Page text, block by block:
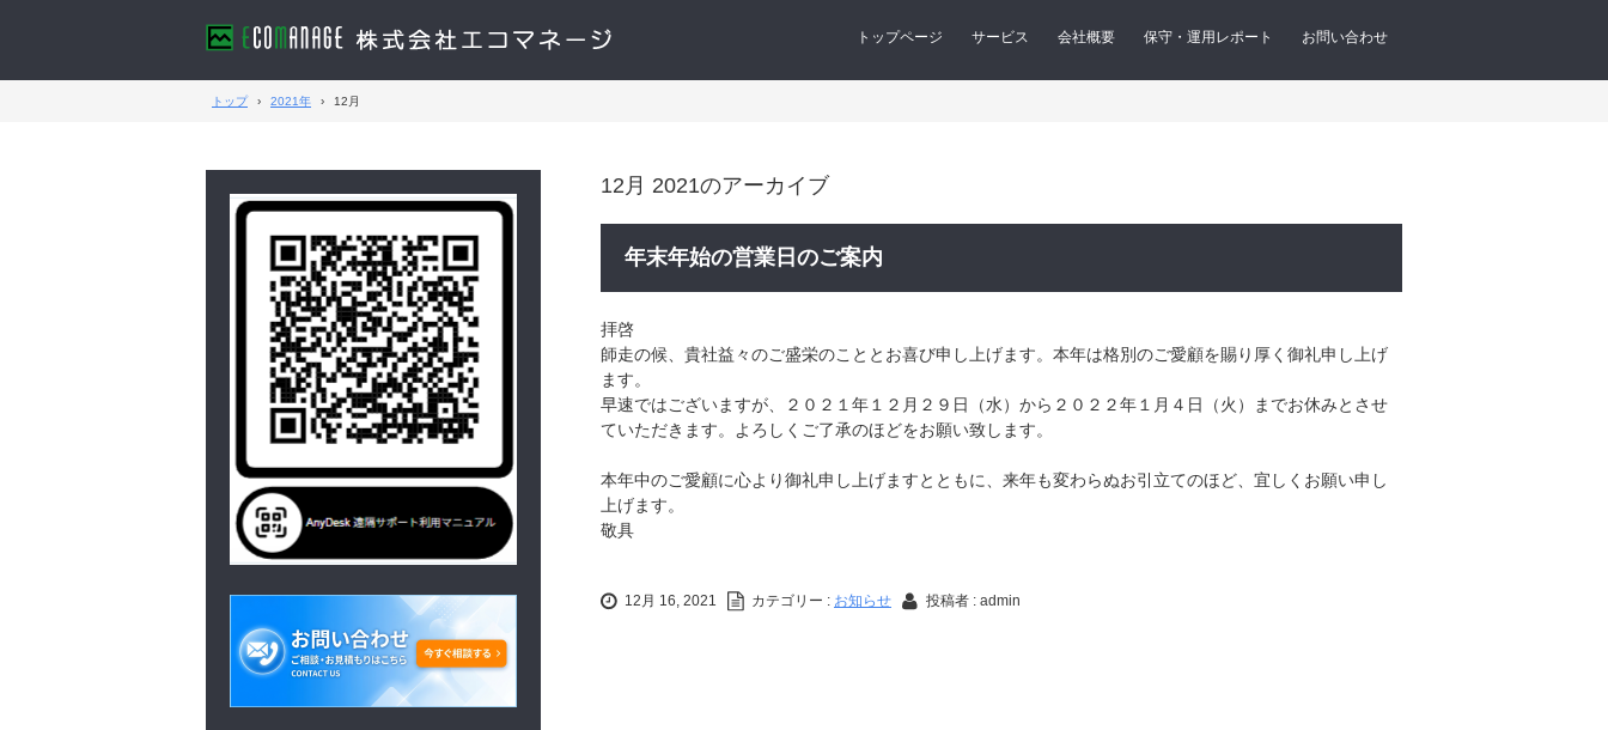
トップページ サービス 会社概要 保守・運用レポート お問い合わせ
トップ › 2021年 › 12月
12月 2021のアーカイブ
年末年始の営業日のご案内
拝啓
師走の候、貴社益々のご盛栄のこととお喜び申し上げます。本年は格別のご愛顧を賜り厚く御礼申し上げ
ます。
早速ではございますが、２０２１年１２月２９日（水）から２０２２年１月４日（火）までお休みとさせ
ていただきます。よろしくご了承のほどをお願い致します。
本年中のご愛顧に心より御礼申し上げますとともに、来年も変わらぬお引立てのほど、宜しくお願い申し
上げます。
敬具
12月 16, 2021 カテゴリー : お知らせ 投稿者 : admin